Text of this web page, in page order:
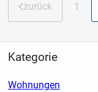
zurück 1
Kategorie
Wohnungen